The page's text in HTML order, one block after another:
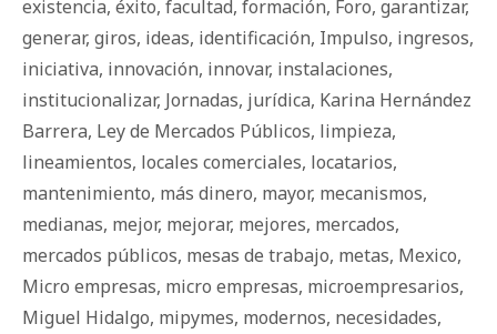
existencia, éxito, facultad, formación, Foro, garantizar,
generar, giros, ideas, identificación, Impulso, ingresos,
iniciativa, innovación, innovar, instalaciones,
institucionalizar, Jornadas, jurídica, Karina Hernández
Barrera, Ley de Mercados Públicos, limpieza,
lineamientos, locales comerciales, locatarios,
mantenimiento, más dinero, mayor, mecanismos,
medianas, mejor, mejorar, mejores, mercados,
mercados públicos, mesas de trabajo, metas, Mexico,
Micro empresas, micro empresas, microempresarios,
Miguel Hidalgo, mipymes, modernos, necesidades,